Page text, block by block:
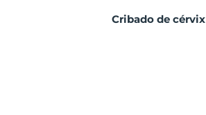
Cribado de cérvix